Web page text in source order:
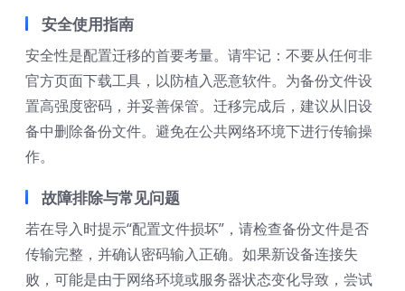
安全使用指南
安全性是配置迁移的首要考量。请牢记：不要从任何非
官方页面下载工具，以防植入恶意软件。为备份文件设
置高强度密码，并妥善保管。迁移完成后，建议从旧设
备中删除备份文件。避免在公共网络环境下进行传输操
作。
故障排除与常见问题
若在导入时提示“配置文件损坏”，请检查备份文件是否
传输完整，并确认密码输入正确。如果新设备连接失
败，可能是由于网络环境或服务器状态变化导致，尝试